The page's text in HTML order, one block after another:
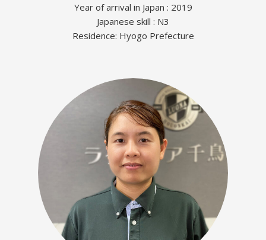
Year of arrival in Japan : 2019
Japanese skill : N3
Residence: Hyogo Prefecture